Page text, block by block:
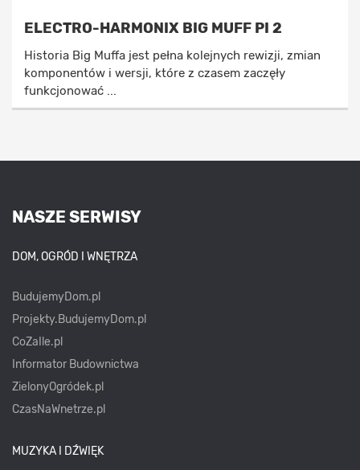
ELECTRO-HARMONIX BIG MUFF PI 2
Historia Big Muffa jest pełna kolejnych rewizji, zmian
komponentów i wersji, które z czasem zaczęły
funkcjonować ...
NASZE SERWISY
DOM, OGRÓD I WNĘTRZA
BudujemyDom.pl
Projekty.BudujemyDom.pl
CoZaIle.pl
Informator Budownictwa
ZielonyOgródek.pl
CzasNaWnetrze.pl
MUZYKA I DŹWIĘK